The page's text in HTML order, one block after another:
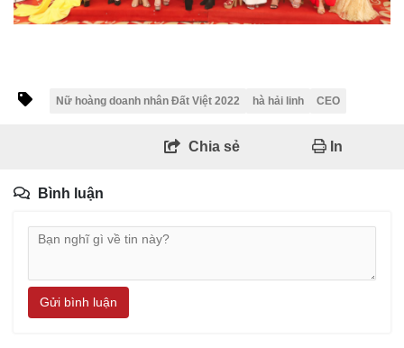
Nữ hoàng doanh nhân Đất Việt 2022 hà hải linh CEO
Chia sẻ In
Bình luận
Gửi bình luận